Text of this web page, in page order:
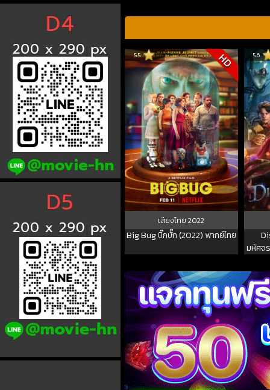
5.5 HD
เสียงไทย2022
Big Bug บิ๊กบั๊ก (2022) พากย์ไทย
5.6
มหัศจ